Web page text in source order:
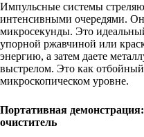
Импульсные системы
интенсивными очередями.
микросекунды. Это
упорной ржавчиной или
энергию, а затем даете
выстрелом. Это как
микроскопическом уровне.
Портативная
очиститель